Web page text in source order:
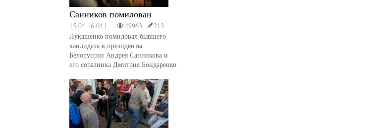
Санников помилован
15.04 16:04 | 49963
213
Лукашенко помиловал бывшего
кандидата в президенты
Белоруссии Андрея Санникова и
его соратника Дмитрия Бондаренко